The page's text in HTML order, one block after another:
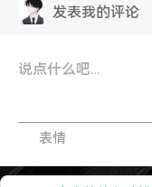
发表我的评论
表情